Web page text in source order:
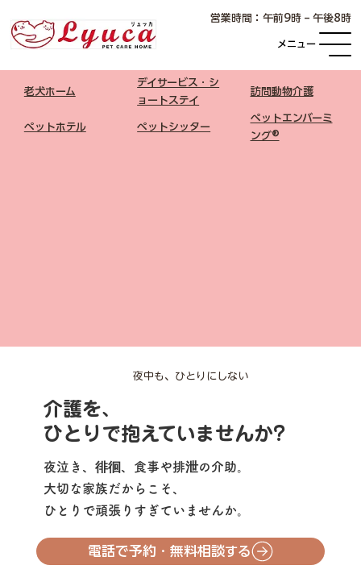
​営業時間：午前9時 – 午後8時
メニュー
夜中も、ひとりにしない
介護を、
ひとりで抱えていませんか?
夜泣き、徘徊、食事や排泄の介助。
大切な家族だからこそ、
ひとりで頑張りすぎていませんか。
電話で予約・無料相談する
老犬ホーム
デイサービス・シ
ョートステイ
​訪問動物介護
ペットホテル ​ペットシッター
ペットエンバーミ
ング®